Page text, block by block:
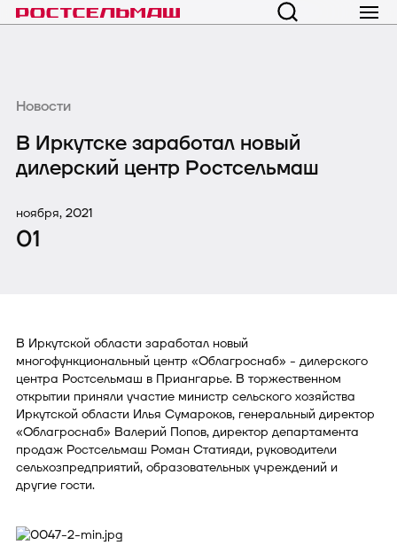
Новости
В Иркутске заработал новый
дилерский центр Ростсельмаш
ноября, 2021
01
В Иркутской области заработал новый
многофункциональный центр «Облагроснаб» - дилерского
центра Ростсельмаш в Приангарье. В торжественном
открытии приняли участие министр сельского хозяйства
Иркутской области Илья Сумароков, генеральный директор
«Облагроснаб» Валерий Попов, директор департамента
продаж Ростсельмаш Роман Статияди, руководители
сельхозпредприятий, образовательных учреждений и
другие гости.